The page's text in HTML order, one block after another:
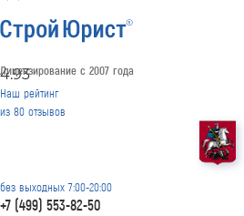
Лицензирование с 2007 года
4.93
Наш рейтинг
из 80 отзывов
без выходных 7:00-20:00
+7 (499) 553-82-50